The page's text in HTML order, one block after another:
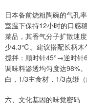
日本备前烧粗陶碗的气孔
室温下保持12小时的口感
菜品，其香气分子扩散速
少4.3℃。建议搭配长柄木
搅拌：顺时针45°→逆时针
调味料渗透均匀度达98%
白，1/3主食材，1/3点缀
六、文化基因的味觉密码